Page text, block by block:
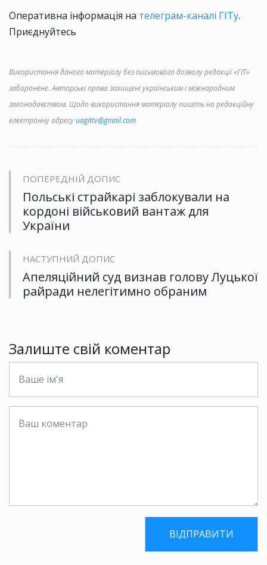
Оперативна інформація на телеграм-каналі ГІТу.
Приєднуйтесь
Використання даного матеріалу без письмового дозволу редакції «ГІТ»
заборонене. Авторські права захищені українським і міжнародним
законодавством. Щодо використання матеріалу пишіть на редакційну
електронну адресуuagittv@gmail.com
ПОПЕРЕДНІЙ ДОПИС
Польські страйкарі заблокували на
кордоні військовий вантаж для
України
НАСТУПНИЙ ДОПИС
Апеляційний суд визнав голову Луцької
райради нелегітимно обраним
Залиште свій коментар